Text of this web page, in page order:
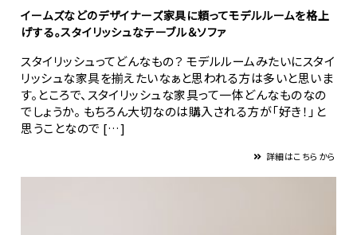
イームズなどのデザイナーズ家具に頼ってモデルルームを格上
げする。スタイリッシュなテーブル＆ソファ
スタイリッシュってどんなもの？ モデルルームみたいにスタイ
リッシュな家具を揃えたいなぁと思われる方は多いと思いま
す。ところで、スタイリッシュな家具って一体どんなものなの
でしょうか。 もちろん大切なのは購入される方が「好き！」と
思うことなので […]
詳細はこちらから